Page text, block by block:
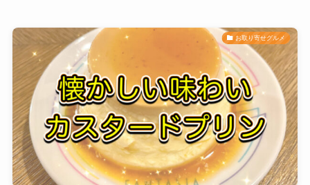
お取り寄せグルメ